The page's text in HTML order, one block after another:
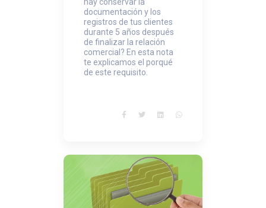
hay conservar la
documentación y los
registros de tus clientes
durante 5 años después
de finalizar la relación
comercial? En esta nota
te explicamos el porqué
de este requisito.